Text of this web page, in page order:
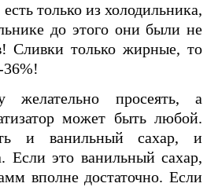
только из холодильника,
до этого они были не
Сливки только жирные, то
36%!
желательно просеять, а
может быть любой.
и ванильный сахар, и
Если это ванильный сахар,
вполне достаточно. Если